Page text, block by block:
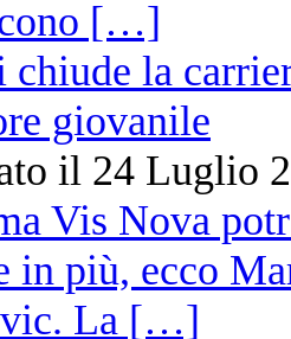
la
giovanile
il 24 Luglio